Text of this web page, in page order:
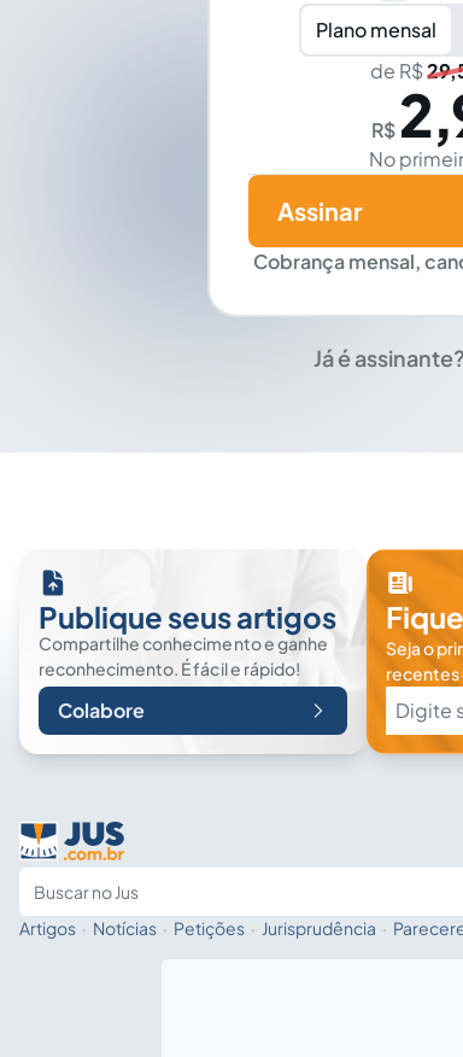
Plano mensal
de R$
R$
No
Cobrança mensal,
Assinar
Já é assinante?
Publique seus artigos
Compartilhe conhecimento e ganhe
reconhecimento. É fácil e rápido!
Colabore
Seja o
recentes
Artigos · Notícias · Petições · Jurisprudência ·